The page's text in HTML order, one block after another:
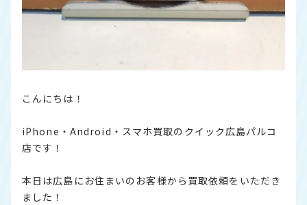
こんにちは！
iPhone・Android・スマホ買取のクイック広島パルコ
店です！
本日は広島にお住まいのお客様から買取依頼をいただき
ました！